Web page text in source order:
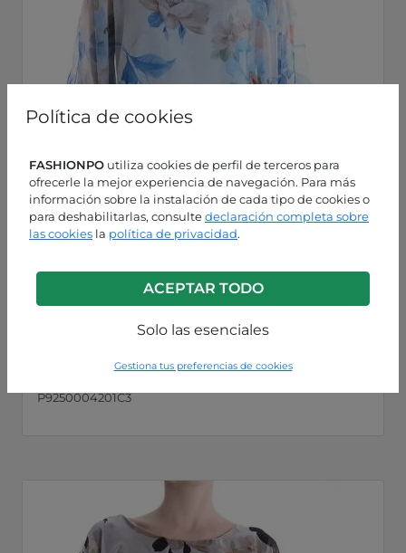
Política de cookies
FASHIONPO utiliza cookies de perfil de terceros para
ofrecerle la mejor experiencia de navegación. Para más
información sobre la instalación de cada tipo de cookies o
para deshabilitarlas, consultedeclaración completa sobre
las cookies la política de privacidad.
ACEPTAR TODO
Solo las esenciales
Gestiona tus preferencias de cookies
P9250004201C3